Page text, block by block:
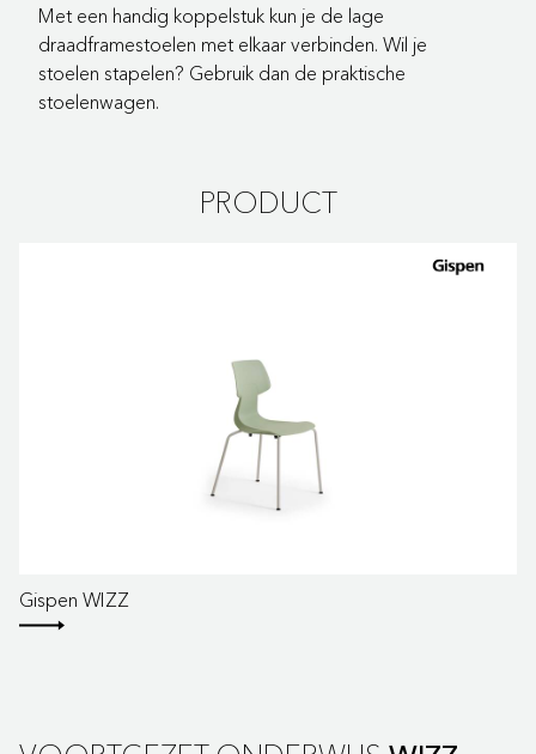
Met een handig koppelstuk kun je de lage
draadframestoelen met elkaar verbinden. Wil je
stoelen stapelen? Gebruik dan de praktische
stoelenwagen.
PRODUCT
Gispen WIZZ